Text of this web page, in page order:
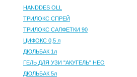
HANDDES OLL
ТРИЛОКС СПРЕЙ
ТРИЛОКС САЛФЕТКИ 90
ЦИФОКС 0,5 л
ДЮЛЬБАК 1л
ГЕЛЬ ДЛЯ УЗИ "АКУГЕЛЬ" НЕО
ДЮЛЬБАК 5л